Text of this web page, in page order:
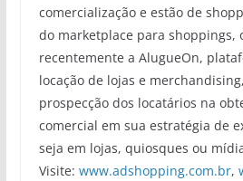
comercialização e estão de
do marketplace para shoppings,
recentemente a AlugueOn,
locação de lojas e
prospecção dos locatários na
comercial em sua estratégia de
seja em lojas, quiosques ou
Visite: www.adshopping.com.br,